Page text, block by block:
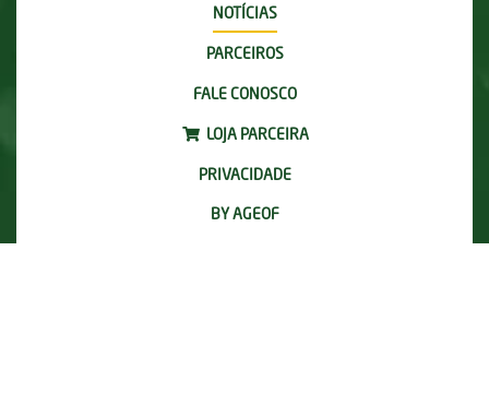
NOTÍCIAS
PARCEIROS
FALE CONOSCO
LOJA PARCEIRA
PRIVACIDADE
BY AGEOF